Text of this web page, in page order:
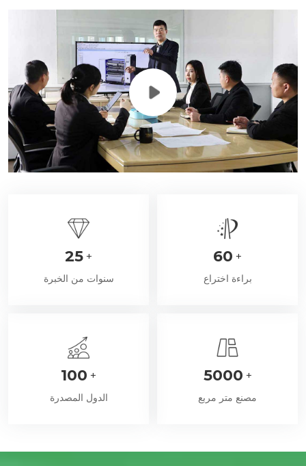
25 +
سنوات من الخبرة
60 +
براءة اختراع
100 +
الدول المصدرة
5000 +
مصنع متر مربع